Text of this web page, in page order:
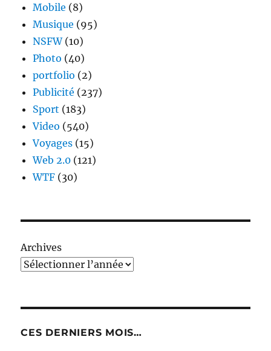
Mobile (8)
Musique (95)
NSFW(10)
Photo (40)
portfolio (2)
Publicité (237)
Sport (183)
Video (540)
Voyages (15)
Web 2.0 (121)
WTF (30)
Archives
CES DERNIERS MOIS…